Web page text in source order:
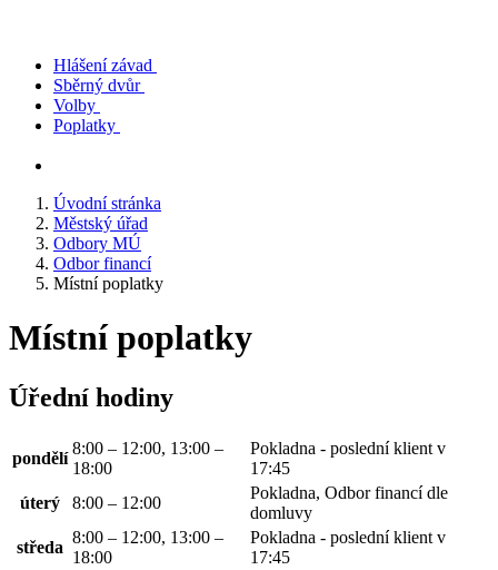
Hlášení závad
Sběrný dvůr
Volby
Poplatky
Úvodní stránka
Městský úřad
Odbory MÚ
Odbor financí
Místní poplatky
Místní poplatky
Úřední hodiny
pondělí
8:00 – 12:00, 13:00 –
18:00
Pokladna - poslední klient v
17:45
úterý
8:00 – 12:00
Pokladna, Odbor financí dle
domluvy
středa
8:00 – 12:00, 13:00 –
18:00
Pokladna - poslední klient v
17:45